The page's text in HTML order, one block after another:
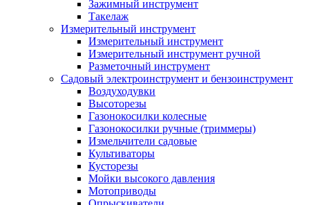
Зажимный инструмент
Такелаж
Измерительный инструмент
Измерительный инструмент
Измерительный инструмент ручной
Разметочный инструмент
Садовый электроинструмент и бензоинструмент
Воздуходувки
Высоторезы
Газонокосилки колесные
Газонокосилки ручные (триммеры)
Измельчители садовые
Культиваторы
Кусторезы
Мойки высокого давления
Мотоприводы